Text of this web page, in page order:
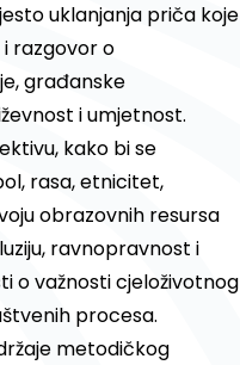
uklanjanja priča koje
razgovor o
građanske
i umjetnost.
kako bi se
rasa, etnicitet,
obrazovnih resursa
ravnopravnost i
o važnosti cjeloživotnog
procesa.
metodičkog